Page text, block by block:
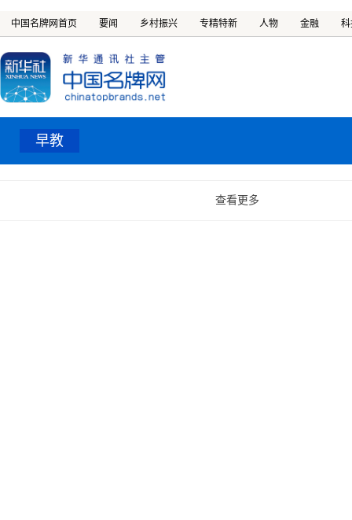
中国名牌网首页 要闻 乡村振兴 专精特新 人物 金融
早教
查看更多